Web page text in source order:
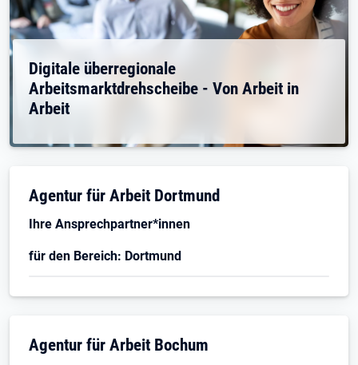
Digitale überregionale
Arbeitsmarktdrehscheibe - Von Arbeit in
Arbeit
Agentur für Arbeit Dortmund
Ihre Ansprechpartner*innen
für den Bereich: Dortmund
Agentur für Arbeit Bochum